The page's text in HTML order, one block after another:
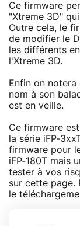
Ce firmware
"Xtreme 3D"
Outre cela, le
de modifier le
les différents
l'Xtreme 3D.
Enfin on
nom à son
est en veille.
Ce firmware
la série iFP-
firmware pour
iFP-180T mais
tester à vos
sur cette page.
le